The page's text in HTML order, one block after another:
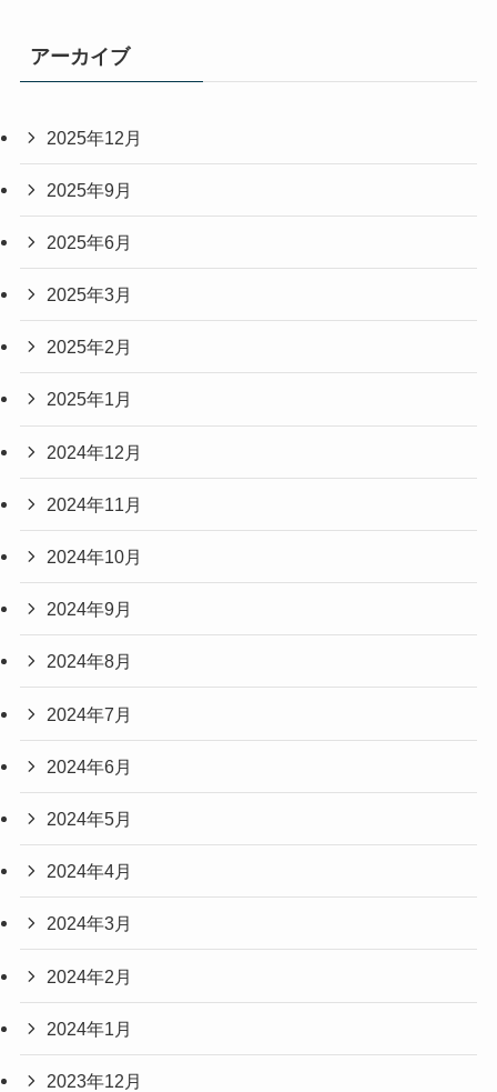
アーカイブ
2025年12月
2025年9月
2025年6月
2025年3月
2025年2月
2025年1月
2024年12月
2024年11月
2024年10月
2024年9月
2024年8月
2024年7月
2024年6月
2024年5月
2024年4月
2024年3月
2024年2月
2024年1月
2023年12月